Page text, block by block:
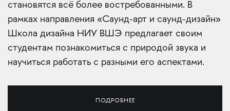
становятся всё более востребованными. В
рамках направления «Саунд-арт и саунд-дизайн»
Школа дизайна НИУ ВШЭ предлагает своим
студентам познакомиться с природой звука и
научиться работать с разными его аспектами.
ПОДРОБНЕЕ